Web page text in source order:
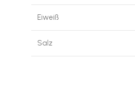
Eiweiß
Salz